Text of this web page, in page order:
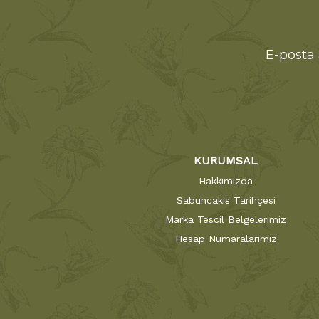
E-
KURUMSAL
Hakkımızda
Sabuncakis Tarihçesi
Marka Tescil Belgelerimiz
Hesap Numaralarımız